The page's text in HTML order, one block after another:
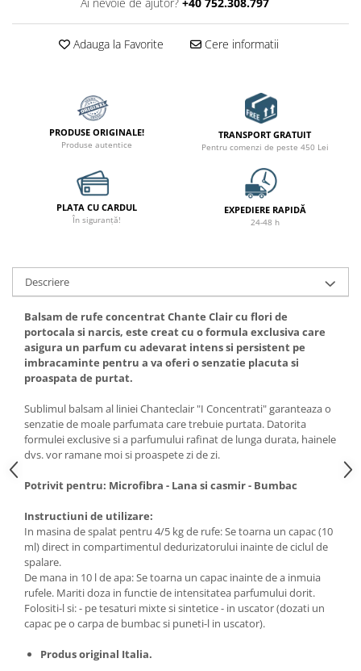
Adauga la Favorite Cere informatii
PRODUSE ORIGINALE!
Produse autentice
TRANSPORT GRATUIT
Pentru comenzi de peste 450 Lei
PLATA CU CARDUL
În siguranță!
EXPEDIERE RAPIDĂ
24-48 h
Descriere
Balsam de rufe concentrat Chante Clair cu flori de
portocala si narcis, este creat cu o formula exclusiva care
asigura un parfum cu adevarat intens si persistent pe
imbracaminte pentru a va oferi o senzatie placuta si
proaspata de purtat.
Sublimul balsam al liniei Chanteclair "I Concentrati" garanteaza o
senzatie de moale parfumata care trebuie purtata. Datorita
formulei exclusive si a parfumului rafinat de lunga durata, hainele
dvs. vor ramane moi si proaspete zi de zi.
Potrivit pentru: Microfibra - Lana si casmir - Bumbac
Instructiuni de utilizare:
In masina de spalat pentru 4/5 kg de rufe: Se toarna un capac (10
ml) direct in compartimentul dedurizatorului inainte de ciclul de
spalare.
De mana in 10 l de apa: Se toarna un capac inainte de a inmuia
rufele. Mariti doza in functie de intensitatea parfumului dorit.
Folositi-l si: - pe tesaturi mixte si sintetice - in uscator (dozati un
capac pe o carpa de bumbac si puneti-l in uscator).
Produs original Italia.